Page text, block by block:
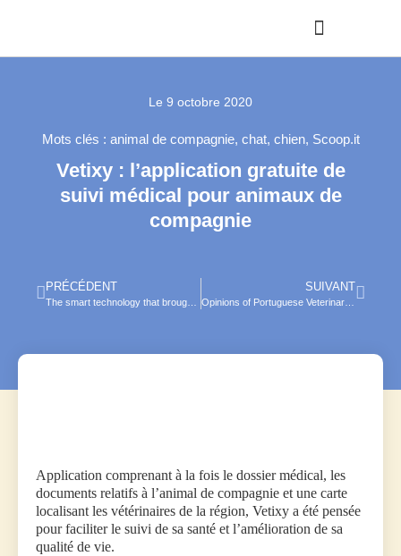
Le 9 octobre 2020
Mots clés : animal de compagnie, chat, chien, Scoop.it
Vetixy : l’application gratuite de
suivi médical pour animaux de
compagnie
PRÉCÉDENT SUIVANT
Opinions of Portuguese Veterinarians on Telemedicine—A Policy Delphi Study
Application comprenant à la fois le dossier médical, les
documents relatifs à l’animal de compagnie et une carte
localisant les vétérinaires de la région, Vetixy a été pensée
pour faciliter le suivi de sa santé et l’amélioration de sa
qualité de vie.